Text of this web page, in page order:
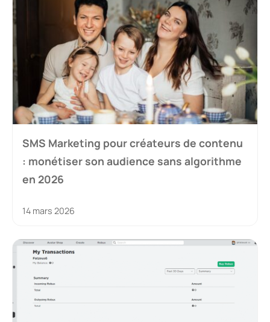
SMS Marketing pour créateurs de contenu
: monétiser son audience sans algorithme
en 2026
14 mars 2026